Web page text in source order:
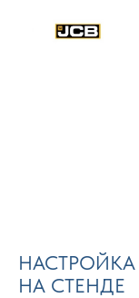
НАСТРОЙКА
НА СТЕНДЕ